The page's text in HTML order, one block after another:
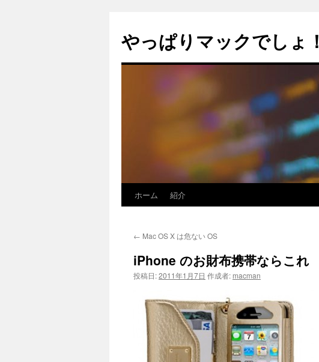
テ
ン
やっぱりマックでしょ！
ホーム 紹介
← Mac OS X は危ない OS
iPhone のお財布携帯ならこれ
投稿日:2011年1月7日 作成者: macman